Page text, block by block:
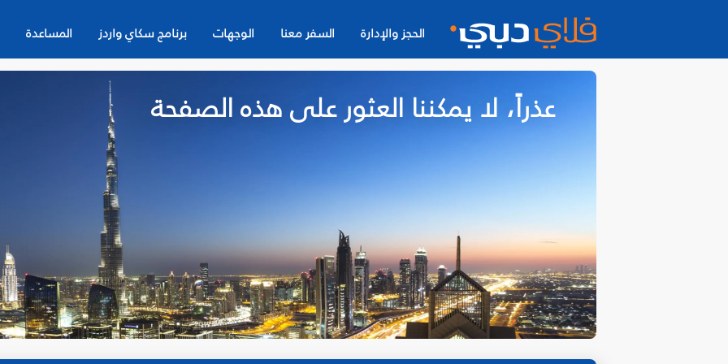
الحجز والإدارة السفر معنا الوجهات برنامج سكاي واردز المساعدة
عذراً، لا يمكننا العثور على هذه الصفحة